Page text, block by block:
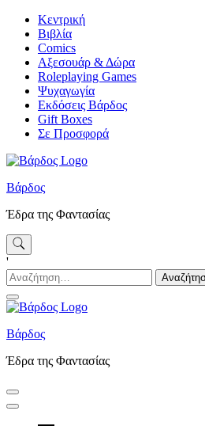
Skip
content
Κεντρική
Βιβλία
Comics
Αξεσουάρ & Δώρα
Roleplaying Games
Ψυχαγωγία
Εκδόσεις Βάρδος
Gift Boxes
Σε Προσφορά
Βάρδος
Έδρα της Φαντασίας
'
Αναζήτηση
για:
Βάρδος
Έδρα της Φαντασίας